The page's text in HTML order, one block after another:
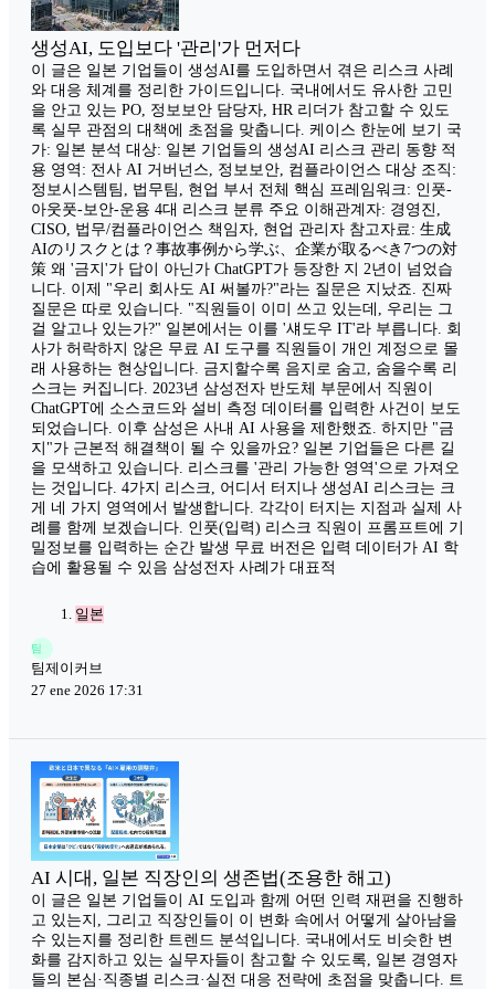
생성AI, 도입보다 '관리'가 먼저다
이 글은 일본 기업들이 생성AI를 도입하면서 겪은 리스크 사례
와 대응 체계를 정리한 가이드입니다. 국내에서도 유사한 고민
을 안고 있는 PO, 정보보안 담당자, HR 리더가 참고할 수 있도
록 실무 관점의 대책에 초점을 맞춥니다. 케이스 한눈에 보기 국
가: 일본 분석 대상: 일본 기업들의 생성AI 리스크 관리 동향 적
용 영역: 전사 AI 거버넌스, 정보보안, 컴플라이언스 대상 조직:
정보시스템팀, 법무팀, 현업 부서 전체 핵심 프레임워크: 인풋-
아웃풋-보안-운용 4대 리스크 분류 주요 이해관계자: 경영진,
CISO, 법무/컴플라이언스 책임자, 현업 관리자 참고자료: 生成
AIのリスクとは？事故事例から学ぶ、企業が取るべき7つの対
策 왜 '금지'가 답이 아닌가 ChatGPT가 등장한 지 2년이 넘었습
니다. 이제 "우리 회사도 AI 써볼까?"라는 질문은 지났죠. 진짜
질문은 따로 있습니다. "직원들이 이미 쓰고 있는데, 우리는 그
걸 알고나 있는가?" 일본에서는 이를 '섀도우 IT'라 부릅니다. 회
사가 허락하지 않은 무료 AI 도구를 직원들이 개인 계정으로 몰
래 사용하는 현상입니다. 금지할수록 음지로 숨고, 숨을수록 리
스크는 커집니다. 2023년 삼성전자 반도체 부문에서 직원이
ChatGPT에 소스코드와 설비 측정 데이터를 입력한 사건이 보도
되었습니다. 이후 삼성은 사내 AI 사용을 제한했죠. 하지만 "금
지"가 근본적 해결책이 될 수 있을까요? 일본 기업들은 다른 길
을 모색하고 있습니다. 리스크를 '관리 가능한 영역'으로 가져오
는 것입니다. 4가지 리스크, 어디서 터지나 생성AI 리스크는 크
게 네 가지 영역에서 발생합니다. 각각이 터지는 지점과 실제 사
례를 함께 보겠습니다. 인풋(입력) 리스크 직원이 프롬프트에 기
밀정보를 입력하는 순간 발생 무료 버전은 입력 데이터가 AI 학
습에 활용될 수 있음 삼성전자 사례가 대표적
일본
팀
팀제이커브
27 ene 2026 17:31
AI 시대, 일본 직장인의 생존법(조용한 해고)
이 글은 일본 기업들이 AI 도입과 함께 어떤 인력 재편을 진행하
고 있는지, 그리고 직장인들이 이 변화 속에서 어떻게 살아남을
수 있는지를 정리한 트렌드 분석입니다. 국내에서도 비슷한 변
화를 감지하고 있는 실무자들이 참고할 수 있도록, 일본 경영자
들의 본심·직종별 리스크·실전 대응 전략에 초점을 맞춥니다. 트